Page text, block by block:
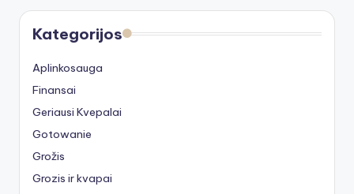
Kategorijos
Aplinkosauga
Finansai
Geriausi Kvepalai
Gotowanie
Grožis
Grozis ir kvapai